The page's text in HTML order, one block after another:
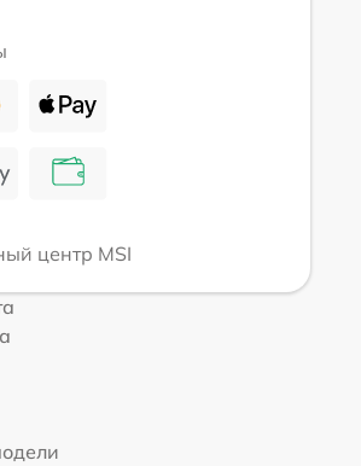
центр MSI